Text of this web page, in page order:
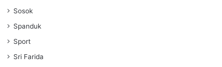
Sosok
Spanduk
Sport
Sri Farida